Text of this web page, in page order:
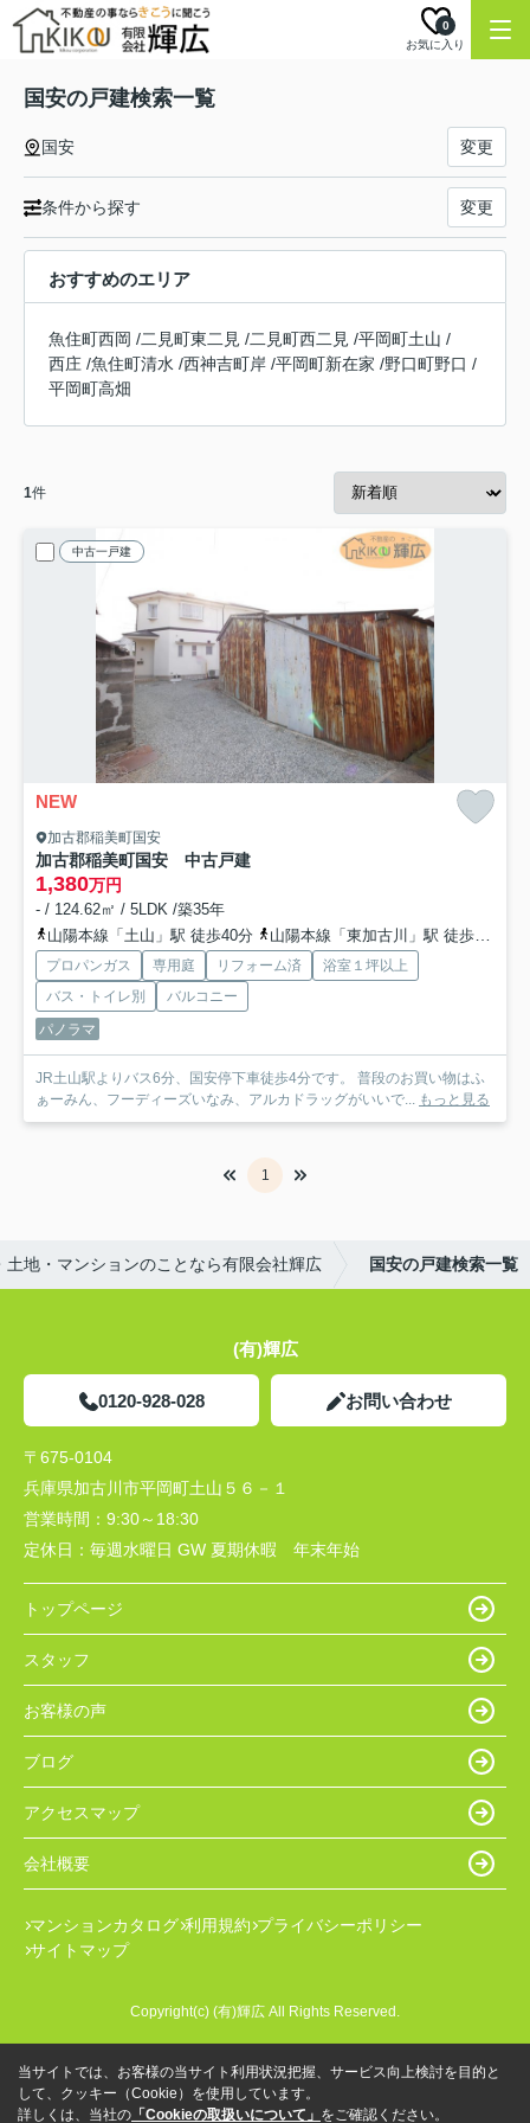
お気に入り
0
国安の戸建検索一覧
国安 変更
条件から探す 変更
おすすめのエリア
魚住町西岡 /二見町東二見 /二見町西二見 /平岡町土山 /
西庄 /魚住町清水 /西神吉町岸 /平岡町新在家 /野口町野口 /
平岡町高畑
1件
中古一戸建
NEW
加古郡稲美町国安
加古郡稲美町国安 中古戸建
1,380万円
- / 124.62㎡ / 5LDK /築35年
山陽本線「土山」駅 徒歩40分
山陽本線「東加古川」駅 徒歩62分
プロパンガス 専用庭 リフォーム済
浴室１坪以上
バス・トイレ別
バルコニー
パノラマ
JR土山駅よりバス6分、国安停下車徒歩4分です。 普段のお買い物はふ
ぁーみん、フーディーズいなみ、アルカドラッグがいいで... もっと見る
1
地・マンションのことなら有限会社輝広 国安の戸建検索一覧
(有)輝広
0120-928-028 お問い合わせ
〒675-0104
兵庫県加古川市平岡町土山５６－１
営業時間： 9:30～18:30
定休日： 毎週水曜日 GW 夏期休暇 年末年始
トップページ
スタッフ
お客様の声
ブログ
アクセスマップ
会社概要
マンションカタログ 利用規約 プライバシーポリシー
サイトマップ
Copyright(c) (有)輝広 All Rights Reserved.
当サイトでは、お客様の当サイト利用状況把握、サービス向上検討を目的と
して、クッキー（Cookie）を使用しています。
詳しくは、当社の 「Cookieの取扱いについて」 をご確認ください。